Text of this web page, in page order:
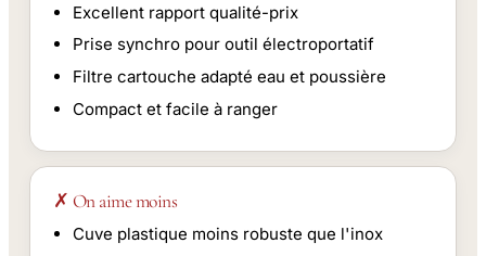
Excellent rapport qualité-prix
Prise synchro pour outil électroportatif
Filtre cartouche adapté eau et poussière
Compact et facile à ranger
✗ On aime moins
Cuve plastique moins robuste que l'inox